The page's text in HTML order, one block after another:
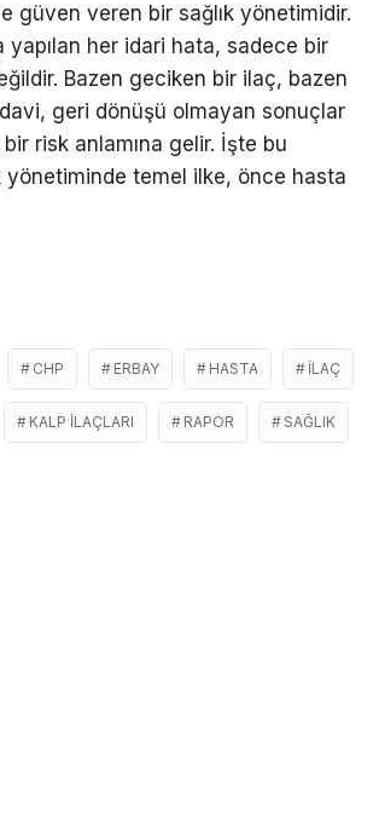
güven veren bir sağlık yönetimidir.
yapılan her idari hata, sadece bir
Bazen geciken bir ilaç, bazen
geri dönüşü olmayan sonuçlar
risk anlamına gelir. İşte bu
yönetiminde temel ilke, önce hasta
CHP ERBAY HASTA İLAÇ
KALP ILAÇLARI RAPOR SAĞLIK